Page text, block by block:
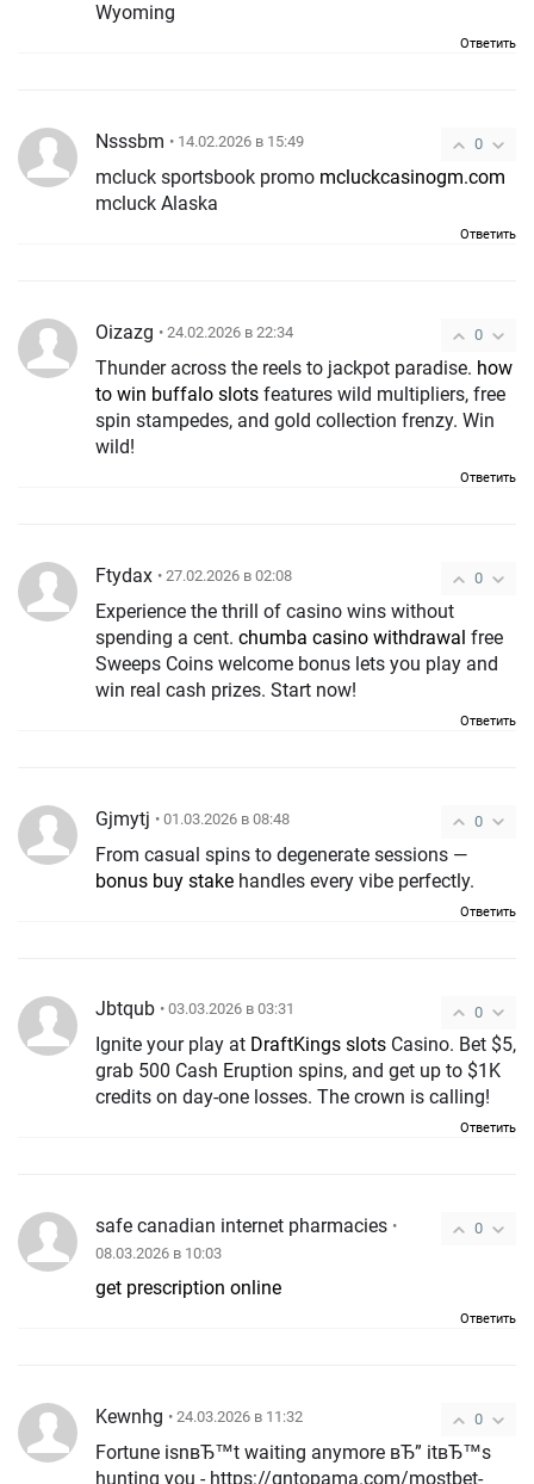
Wyoming
Ответить
0
Nsssbm • 14.02.2026 в 15:49
mcluck sportsbook promo mcluckcasinogm.com
mcluck Alaska
Ответить
0
Oizazg • 24.02.2026 в 22:34
Thunder across the reels to jackpot paradise. how
to win buffalo slots features wild multipliers, free
spin stampedes, and gold collection frenzy. Win
wild!
Ответить
0
Ftydax • 27.02.2026 в 02:08
Experience the thrill of casino wins without
spending a cent. chumba casino withdrawal free
Sweeps Coins welcome bonus lets you play and
win real cash prizes. Start now!
Ответить
0
Gjmytj • 01.03.2026 в 08:48
From casual spins to degenerate sessions —
bonus buy stake handles every vibe perfectly.
Ответить
0
Jbtqub • 03.03.2026 в 03:31
Ignite your play at DraftKings slots Casino. Bet $5,
grab 500 Cash Eruption spins, and get up to $1K
credits on day-one losses. The crown is calling!
Ответить
0
safe canadian internet pharmacies •
08.03.2026 в 10:03
get prescription online
Ответить
0
Kewnhg • 24.03.2026 в 11:32
Fortune isnвЂ™t waiting anymore вЂ” itвЂ™s
hunting you - https://gntopama.com/mostbet-